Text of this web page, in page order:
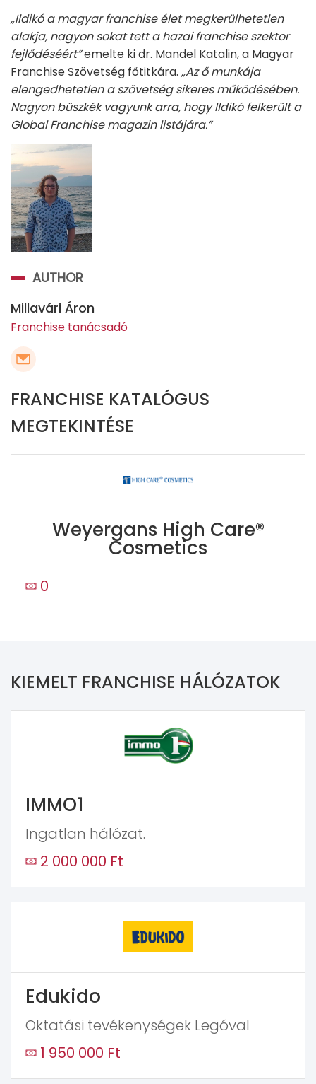
„Ildikó a magyar franchise élet megkerülhetetlen
alakja, nagyon sokat tett a hazai franchise szektor
fejlődéséért”emelte ki dr. Mandel Katalin, a Magyar
Franchise Szövetség főtitkára. „Az ő munkája
elengedhetetlen a szövetség sikeres működésében.
Nagyon büszkék vagyunk arra, hogy Ildikó felkerült a
Global Franchise magazin listájára.”
AUTHOR
Millavári Áron
Franchise tanácsadó
FRANCHISE KATALÓGUS
MEGTEKINTÉSE
Weyergans High Care®
Cosmetics
0
KIEMELT FRANCHISE HÁLÓZATOK
IMMO1
Ingatlan hálózat.
2 000 000 Ft
Edukido
Oktatási tevékenységek Legóval
1 950 000 Ft